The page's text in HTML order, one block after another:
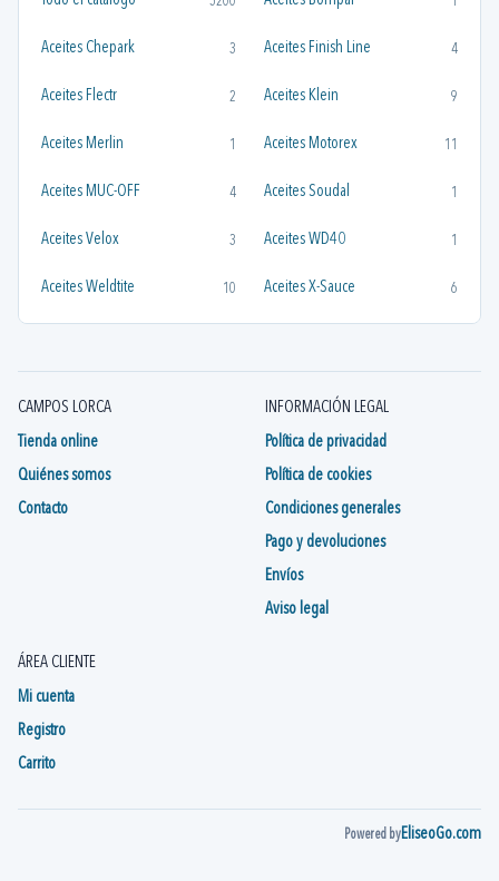
Aceites Chepark 3 Aceites Finish Line 4
Aceites Flectr 2 Aceites Klein 9
Aceites Merlin 1 Aceites Motorex 11
Aceites MUC-OFF 4 Aceites Soudal 1
Aceites Velox 3 Aceites WD40 1
Aceites Weldtite 10 Aceites X-Sauce 6
Grasas y Aceites SHIMANO
CAMPOS LORCA
Tienda online
Quiénes somos
Contacto
INFORMACIÓN LEGAL
Política de privacidad
Política de cookies
Condiciones generales
Pago y devoluciones
Envíos
Aviso legal
ÁREA CLIENTE
Mi cuenta
Registro
Carrito
Powered byEliseoGo.com